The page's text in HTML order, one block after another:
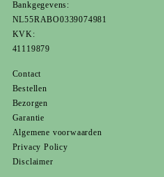
Bankgegevens:
NL55RABO0339074981
KVK:
41119879
Contact
Bestellen
Bezorgen
Garantie
Algemene voorwaarden
Privacy Policy
Disclaimer